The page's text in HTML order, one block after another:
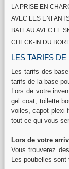
LA PRISE EN
AVEC LES
BATEAU AVEC LE
CHECK-IN DU
LES TARIFS DE
Les tarifs des
tarifs de la base
Lors de votre
gel coat, toilette
voiles, capot plexi
tout ce qui vous
Lors de votre
Vous trouverez
Les poubelles